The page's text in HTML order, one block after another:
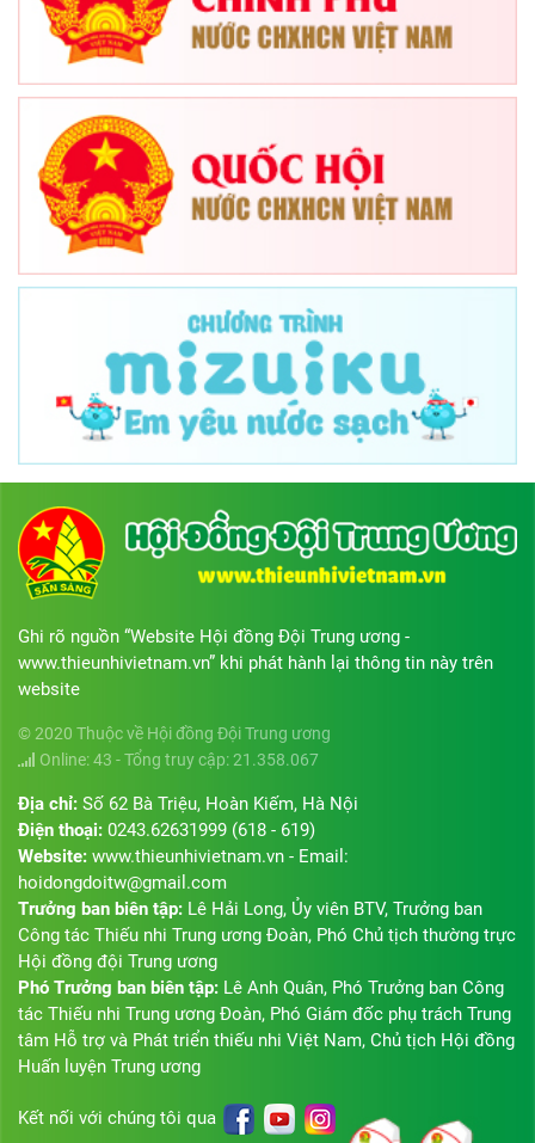
Ghi rõ nguồn “Website Hội đồng Đội Trung ương -
www.thieunhivietnam.vn” khi phát hành lại thông tin này trên
website
© 2020 Thuộc về Hội đồng Đội Trung ương
Online: 43 - Tổng truy cập: 21.358.067
Địa chỉ: Số 62 Bà Triệu, Hoàn Kiếm, Hà Nội
Điện thoại: 0243.62631999 (618 - 619)
Website: www.thieunhivietnam.vn - Email:
hoidongdoitw@gmail.com
Trưởng ban biên tập: Lê Hải Long, Ủy viên BTV, Trưởng ban
Công tác Thiếu nhi Trung ương Đoàn, Phó Chủ tịch thường trực
Hội đồng đội Trung ương
Phó Trưởng ban biên tập: Lê Anh Quân, Phó Trưởng ban Công
tác Thiếu nhi Trung ương Đoàn, Phó Giám đốc phụ trách Trung
tâm Hỗ trợ và Phát triển thiếu nhi Việt Nam, Chủ tịch Hội đồng
Huấn luyện Trung ương
Kết nối với chúng tôi qua